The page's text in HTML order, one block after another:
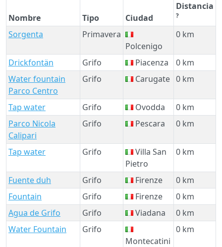
Nombre Tipo Ciudad
Distancia
?
Sorgenta
Primavera
Polcenigo
0 km
Drickfontän Grifo Piacenza
0 km
Water fountain
Parco Centro
Grifo Carugate 0 km
Tap water Grifo Ovodda
0 km
Parco Nicola
Calipari
Grifo Pescara 0 km
Tap water Grifo
Villa San
Pietro
0 km
Fuente duh Grifo Firenze
0 km
Fountain
Grifo Firenze
0 km
Agua de Grifo
Grifo Viadana
0 km
Water Fountain
Grifo
Montecatini
0 km